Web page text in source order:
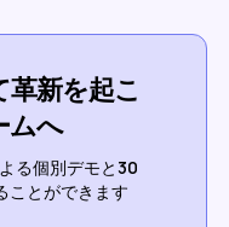
新を起こ
ムへ
る個別デモと30
ことができます